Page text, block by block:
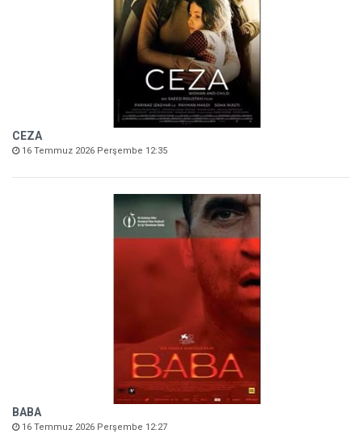
CEZA
16 Temmuz 2026 Perşembe 12:35
BABA
16 Temmuz 2026 Perşembe 12:27